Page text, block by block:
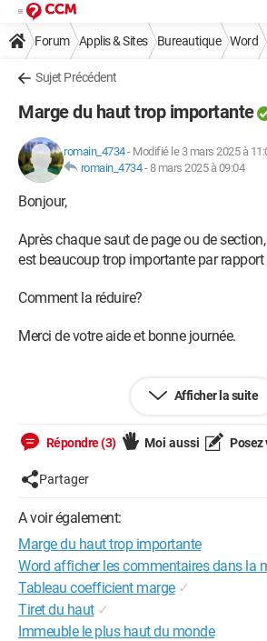
Forum Applis & Sites Bureautique Word
Sujet Précédent
Marge du haut trop importante
romain_4734- Modifié le 3 mars 2025 à
romain_4734-8 mars 2025 à 09:04
Bonjour,
Après chaque saut de page ou de
est beaucoup trop importante par rapport
Comment la réduire?
Merci de votre aide et bonne journée.
Windows / Chrome 133.0.0.0 Afficher la suite
Répondre (3) Moi aussi Posez
Partager
A voir également:
Marge du haut trop importante
Word afficher les commentaires dans la
Tableau coefficient marge ✓
Tiret du haut ✓
Immeuble le plus haut du monde